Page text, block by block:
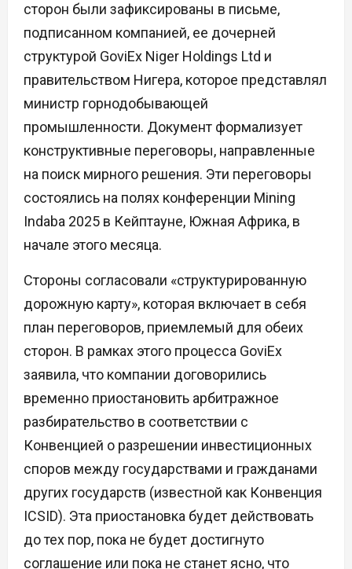
сторон были зафиксированы в письме,
подписанном компанией, ее дочерней
структурой GoviEx Niger Holdings Ltd и
правительством Нигера, которое представлял
министр горнодобывающей
промышленности. Документ формализует
конструктивные переговоры, направленные
на поиск мирного решения. Эти переговоры
состоялись на полях конференции Mining
Indaba 2025 в Кейптауне, Южная Африка, в
начале этого месяца.
Стороны согласовали «структурированную
дорожную карту», которая включает в себя
план переговоров, приемлемый для обеих
сторон. В рамках этого процесса GoviEx
заявила, что компании договорились
временно приостановить арбитражное
разбирательство в соответствии с
Конвенцией о разрешении инвестиционных
споров между государствами и гражданами
других государств (известной как Конвенция
ICSID). Эта приостановка будет действовать
до тех пор, пока не будет достигнуто
соглашение или пока не станет ясно, что